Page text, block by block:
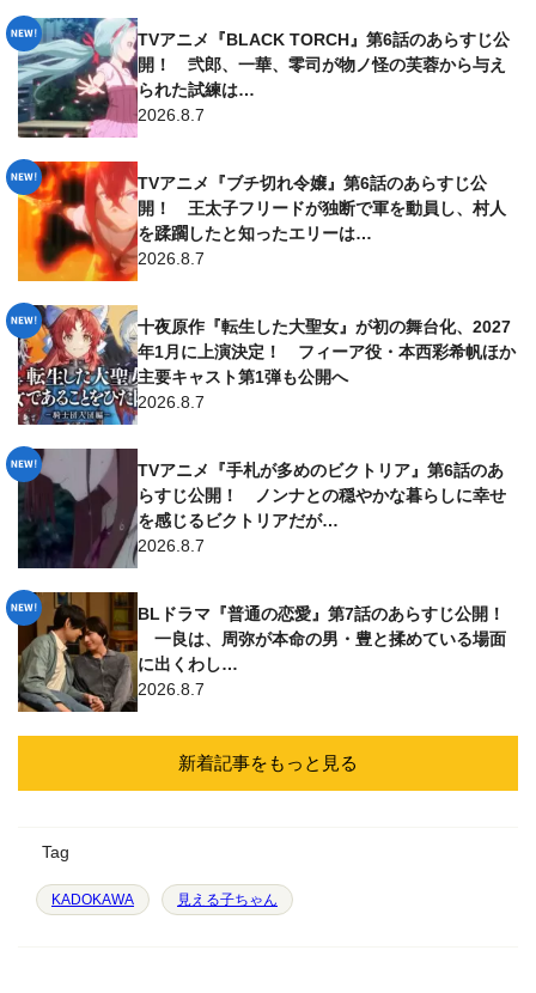
TVアニメ『BLACK TORCH』第6話のあらすじ公
開！ 弐郎、一華、零司が物ノ怪の芙蓉から与え
られた試練は…
2026.8.7
TVアニメ『ブチ切れ令嬢』第6話のあらすじ公
開！ 王太子フリードが独断で軍を動員し、村人
を蹂躙したと知ったエリーは…
2026.8.7
十夜原作『転生した大聖女』が初の舞台化、2027
年1月に上演決定！ フィーア役・本西彩希帆ほか
主要キャスト第1弾も公開へ
2026.8.7
TVアニメ『手札が多めのビクトリア』第6話のあ
らすじ公開！ ノンナとの穏やかな暮らしに幸せ
を感じるビクトリアだが…
2026.8.7
BLドラマ『普通の恋愛』第7話のあらすじ公開！
一良は、周弥が本命の男・豊と揉めている場面
に出くわし…
2026.8.7
新着記事をもっと見る
Tag
KADOKAWA 見える子ちゃん